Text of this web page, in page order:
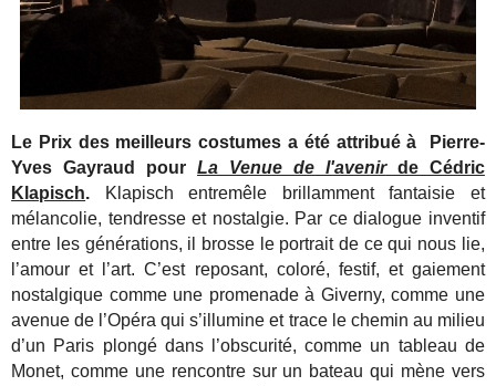
Le Prix des meilleurs costumes a été attribué à Pierre-
Yves Gayraud pourLa Venue de l'avenirde Cédric
Klapisch. Klapisch entremêle brillamment fantaisie et
mélancolie, tendresse et nostalgie. Par ce dialogue inventif
entre les générations, il brosse le portrait de ce qui nous lie,
l’amour et l’art. C’est reposant, coloré, festif, et gaiement
nostalgique comme une promenade à Giverny, comme une
avenue de l’Opéra qui s’illumine et trace le chemin au milieu
d’un Paris plongé dans l’obscurité, comme un tableau de
Monet, comme une rencontre sur un bateau qui mène vers